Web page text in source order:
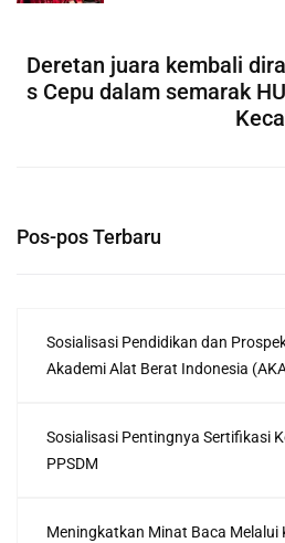
Deretan juara kembali
s Cepu dalam semarak
Pos-pos Terbaru
Sosialisasi Pendidikan dan
Akademi Alat Berat Indonesia
Sosialisasi Pentingnya Sertifikasi
PPSDM
Meningkatkan Minat Baca Melalui